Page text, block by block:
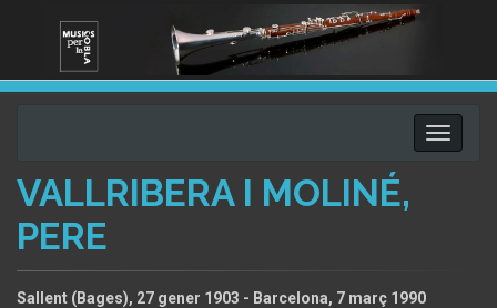
Toggle
VALLRIBERA I MOLINÉ,
PERE
Sallent (Bages), 27 gener 1903 - Barcelona, 7 març 1990